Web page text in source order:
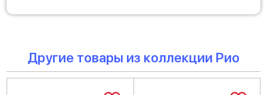
Другие товары из коллекции Рио